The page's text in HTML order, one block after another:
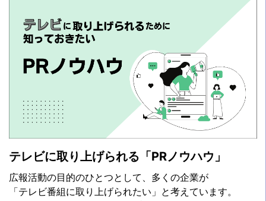
テレビに取り上げられる「PRノウハウ」
広報活動の目的のひとつとして、多くの企業が
「テレビ番組に取り上げられたい」と考えています。